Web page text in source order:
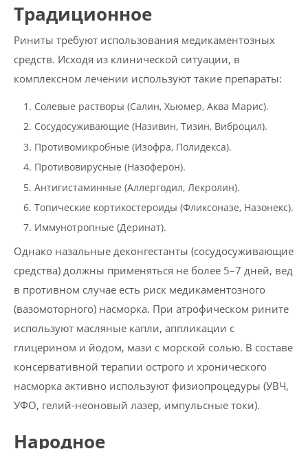
Традиционное
Риниты требуют использования медикаментозных
средств. Исходя из клинической ситуации, в
комплексном лечении используют такие препараты:
Солевые растворы (Салин, Хьюмер, Аква Марис).
Сосудосуживающие (Називин, Тизин, Виброцил).
Противомикробные (Изофра, Полидекса).
Противовирусные (Назоферон).
Антигистаминные (Аллергодил, Лекролин).
Топические кортикостероиды (Фликсоназе, Назонекс).
Иммунотропные (Деринат).
Однако назальные деконгестанты (сосудосуживающие
средства) должны применяться не более 5–7 дней, вед
в противном случае есть риск медикаментозного
(вазомоторного) насморка. При атрофическом рините
используют масляные капли, аппликации с
глицерином и йодом, мази с морской солью. В составе
консервативной терапии острого и хронического
насморка активно используют физиопроцедуры (УВЧ,
УФО, гелий-неоновый лазер, импульсные токи).
Народное